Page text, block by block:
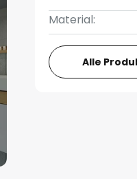
Material:
Alle